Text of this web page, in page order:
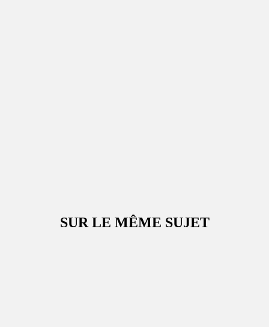
SUR LE MÊME SUJET